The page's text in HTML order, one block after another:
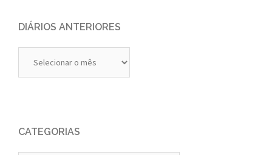
DIÁRIOS ANTERIORES
Anteriores
CATEGORIAS